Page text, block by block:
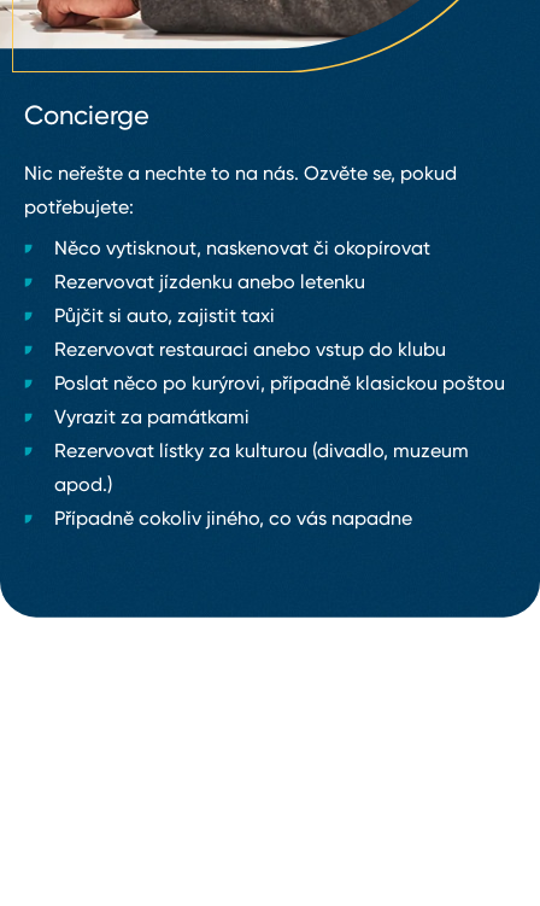
Concierge
Nic neřešte a nechte to na nás. Ozvěte se, pokud
potřebujete:
Něco vytisknout, naskenovat či okopírovat
Rezervovat jízdenku anebo letenku
Půjčit si auto, zajistit taxi
Rezervovat restauraci anebo vstup do klubu
Poslat něco po kurýrovi, případně klasickou poštou
Vyrazit za památkami
Rezervovat lístky za kulturou (divadlo, muzeum
apod.)
Případně cokoliv jiného, co vás napadne